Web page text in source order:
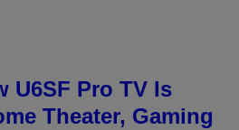
U6SF Pro TV Is
Theater, Gaming